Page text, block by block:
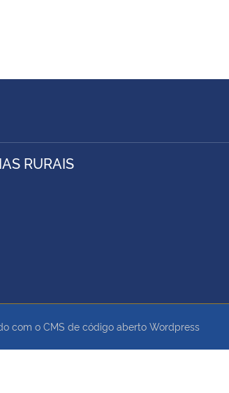
RURAIS
com o CMS de código aberto Wordpress